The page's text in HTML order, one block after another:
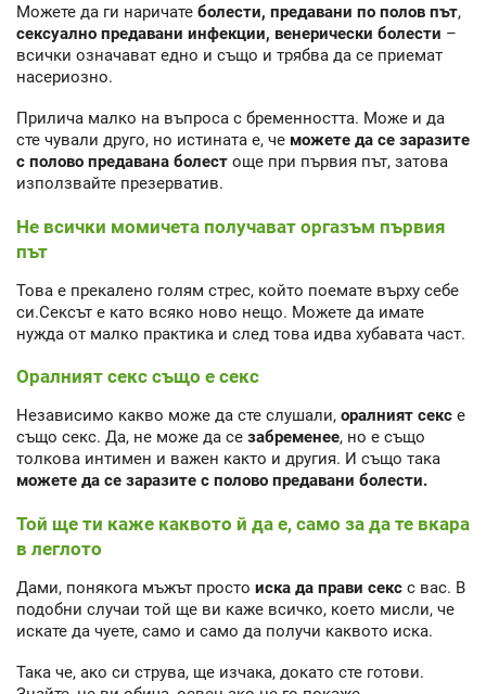
Можете да ги наричате болести, предавани по полов път,
сексуално предавани инфекции, венерически болести –
всички означават едно и също и трябва да се приемат
насериозно.
Прилича малко на въпроса с бременността. Може и да
сте чували друго, но истината е, че можете да се заразите
с полово предавана болест още при първия път, затова
използвайте презерватив.
Не всички момичета получават оргазъм първия
път
Това е прекалено голям стрес, който поемате върху себе
си.Сексът е като всяко ново нещо. Можете да имате
нужда от малко практика и след това идва хубавата част.
Оралният секс също е секс
Независимо какво може да сте слушали, оралният секс е
също секс. Да, не може да се забременее, но е също
толкова интимен и важен както и другия. И също така
можете да се заразите с полово предавани болести.
Той ще ти каже каквото й да е, само за да те вкара
в леглото
Дами, понякога мъжът просто иска да прави секс с вас. В
подобни случаи той ще ви каже всичко, което мисли, че
искате да чуете, само и само да получи каквото иска.
Така че, ако си струва, ще изчака, докато сте готови.